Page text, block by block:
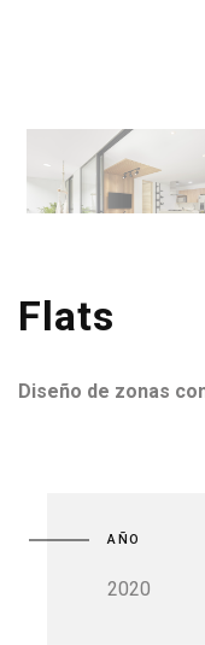
Flats
Diseño de zonas
AÑO
2020